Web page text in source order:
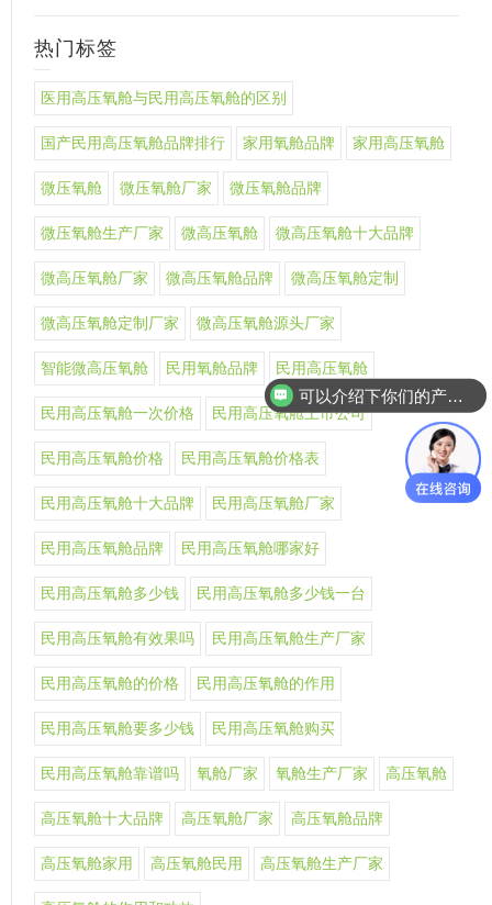
热门标签
医用高压氧舱与民用高压氧舱的区别
国产民用高压氧舱品牌排行 家用氧舱品牌 家用高压氧舱
微压氧舱 微压氧舱厂家 微压氧舱品牌
微压氧舱生产厂家 微高压氧舱 微高压氧舱十大品牌
微高压氧舱厂家 微高压氧舱品牌 微高压氧舱定制
微高压氧舱定制厂家 微高压氧舱源头厂家
智能微高压氧舱 民用氧舱品牌 民用高压氧舱
民用高压氧舱一次价格 民用高压氧舱上市公司
民用高压氧舱价格 民用高压氧舱价格表
民用高压氧舱十大品牌 民用高压氧舱厂家
民用高压氧舱品牌 民用高压氧舱哪家好
民用高压氧舱多少钱 民用高压氧舱多少钱一台
民用高压氧舱有效果吗 民用高压氧舱生产厂家
民用高压氧舱的价格 民用高压氧舱的作用
民用高压氧舱要多少钱 民用高压氧舱购买
民用高压氧舱靠谱吗 氧舱厂家 氧舱生产厂家 高压氧舱
高压氧舱十大品牌 高压氧舱厂家 高压氧舱品牌
高压氧舱家用 高压氧舱民用 高压氧舱生产厂家
可以介绍下你们的产品么
你们是怎么收费的呢